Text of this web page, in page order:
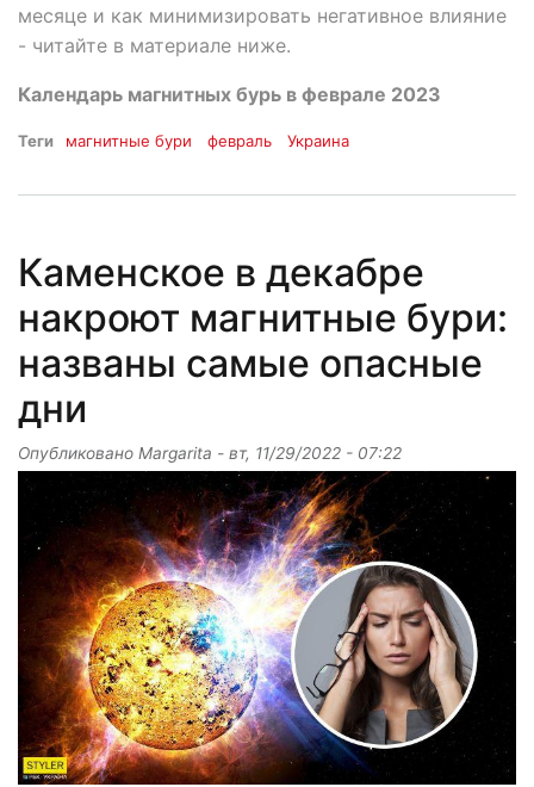
месяце и как минимизировать негативное влияние
- читайте в материале ниже.
Календарь магнитных бурь в феврале 2023
Теги магнитные бури февраль Украина
Каменское в декабре
накроют магнитные бури:
названы самые опасные
дни
Опубликовано Margarita - вт, 11/29/2022 - 07:22